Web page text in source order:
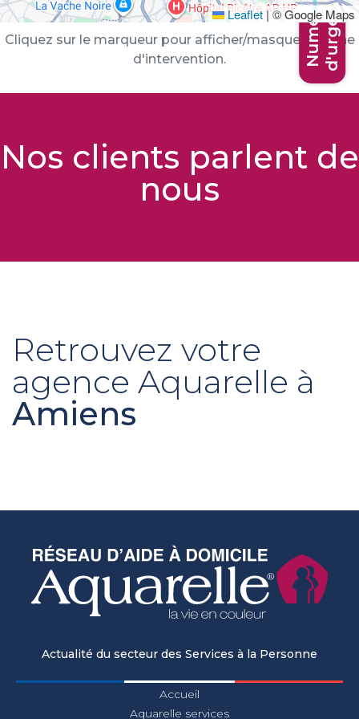
Numérosd'urgence
Leaflet|© Google Maps
Cliquez sur le marqueur pour afficher/masquer la zone
d'intervention.
Nos clients parlent de
nous
Retrouvez votre
agence Aquarelle à
Amiens
Actualité du secteur des Services à la Personne
Accueil
Aquarelle services